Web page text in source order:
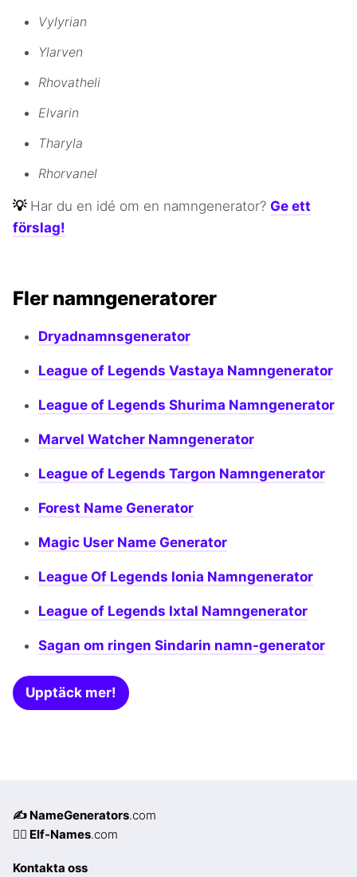
Vylyrian
Ylarven
Rhovatheli
Elvarin
Tharyla
Rhorvanel
💡 Har du en idé om en namngenerator? Ge ett
förslag!
Fler namngeneratorer
Dryadnamnsgenerator
League of Legends Vastaya Namngenerator
League of Legends Shurima Namngenerator
Marvel Watcher Namngenerator
League of Legends Targon Namngenerator
Forest Name Generator
Magic User Name Generator
League Of Legends Ionia Namngenerator
League of Legends Ixtal Namngenerator
Sagan om ringen Sindarin namn-generator
Upptäck mer!
✍️ NameGenerators.com
🧝‍♀️ Elf-Names.com
Kontakta oss